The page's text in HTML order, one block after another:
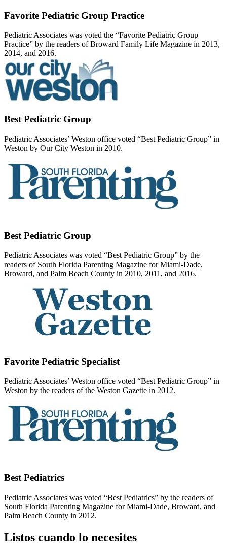
Favorite Pediatric Group Practice
Pediatric Associates was voted the “Favorite Pediatric Group
Practice” by the readers of Broward Family Life Magazine in 2013,
2014, and 2016.
Best Pediatric Group
Pediatric Associates’ Weston office voted “Best Pediatric Group” in
Weston by Our City Weston in 2010.
Best Pediatric Group
Pediatric Associates was voted “Best Pediatric Group” by the
readers of South Florida Parenting Magazine for Miami-Dade,
Broward, and Palm Beach County in 2010, 2011, and 2016.
Favorite Pediatric Specialist
Pediatric Associates’ Weston office voted “Best Pediatric Group” in
Weston by the readers of the Weston Gazette in 2012.
Best Pediatrics
Pediatric Associates was voted “Best Pediatrics” by the readers of
South Florida Parenting Magazine for Miami-Dade, Broward, and
Palm Beach County in 2012.
Listos cuando lo necesites